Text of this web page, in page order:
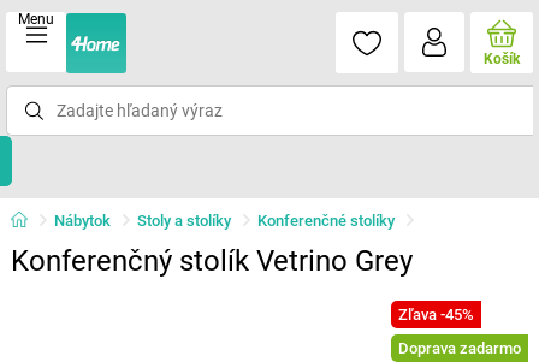
Menu
Košík
Nábytok Stoly a stolíky Konferenčné stolíky
Konferenčný stolík Vetrino Grey
Zľava -45%
Doprava zadarmo